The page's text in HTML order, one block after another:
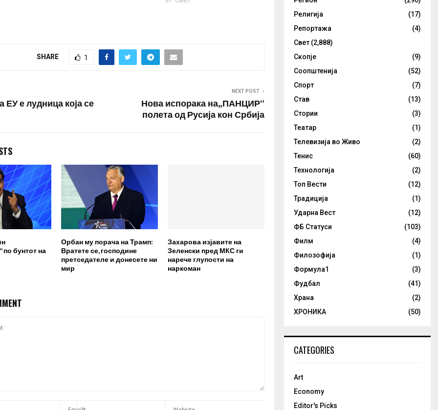
пред две недели се согласи
Конашенков.
„Министерството за одбрана
SHARE 1
ЕУ е лудница која се
NEXT POST
Нова испорака на„ПАНЦИР“
полета од Русија кон Србија
по бунтот на
Орбан му порача на Трамп:
Вратете се, господине
претседателе и донесете ни
мир
Захарова изјавите на
Зеленски пред МКС ги
нарече глупости на
наркоман
Религија
(17)
Репортажа
(4)
Свет (2,888)
Скопје
(9)
Соопштенија
(52)
Спорт
(7)
Став
(13)
Стории
(3)
Театар
(1)
Телевизија во Живо
(2)
Тенис
(60)
Технологија
(2)
Топ Вести
(12)
Традиција
(1)
Ударна Вест
(12)
ФБ Статуси
(103)
Филм
(4)
Филозофија
(1)
Формула1
(3)
Фудбал
(41)
Храна
(2)
ХРОНИКА
(50)
CATEGORIES
Art
Economy
Editor's Picks